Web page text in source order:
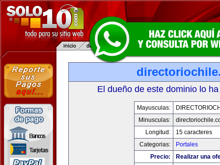
El dueño de este dominio lo
Mayusculas:
Minusculas:
Longitud:
15 caracteres
Categorias:
Portales
Precio:
Realizar una